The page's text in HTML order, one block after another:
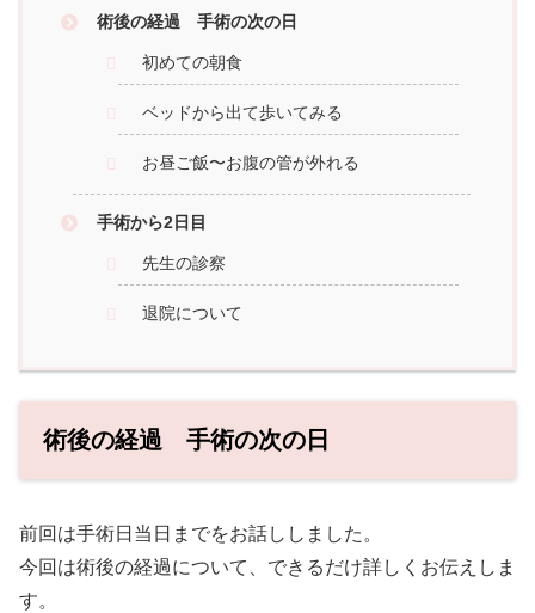
術後の経過 手術の次の日
初めての朝食
ベッドから出て歩いてみる
お昼ご飯〜お腹の管が外れる
手術から2日目
先生の診察
退院について
術後の経過 手術の次の日
前回は手術日当日までをお話ししました。
今回は術後の経過について、できるだけ詳しくお伝えしま
す。